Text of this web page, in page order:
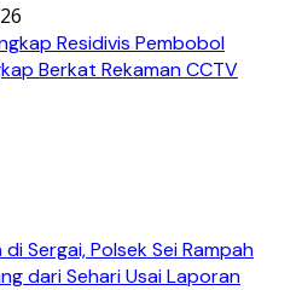
Residivis Pembobol
Berkat Rekaman CCTV
Sergai, Polsek Sei Rampah
dari Sehari Usai Laporan